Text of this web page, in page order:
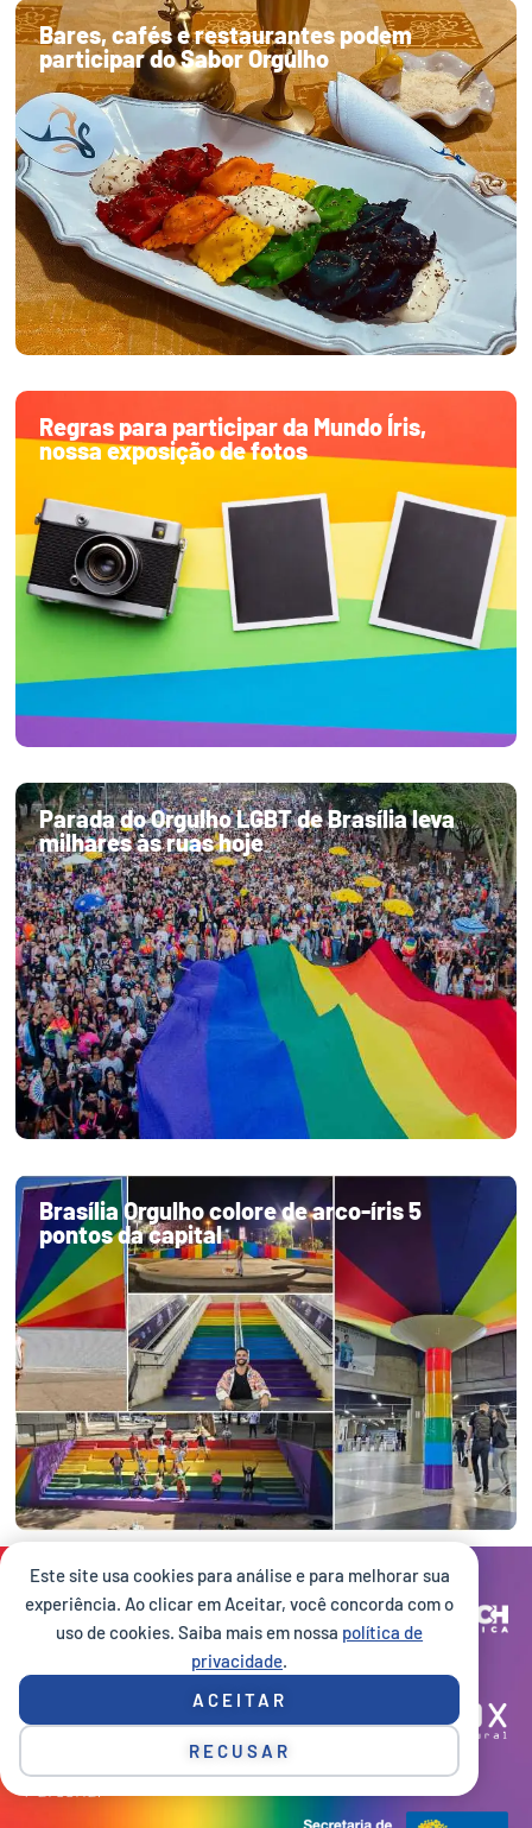
Este site usa cookies para análise e para melhorar sua
experiência. Ao clicar em Aceitar, você concorda com o
uso de cookies. Saiba mais em nossa política de
privacidade.
ACEITAR
RECUSAR
Bares, cafés e restaurantes podem
participar do Sabor Orgulho
Regras para participar da Mundo Íris,
nossa exposição de fotos
Parada do Orgulho LGBT de Brasília leva
milhares às ruas hoje
Brasília Orgulho colore de arco-íris 5
pontos da capital
Site desenvolvido por:
Execução:
Parceria: